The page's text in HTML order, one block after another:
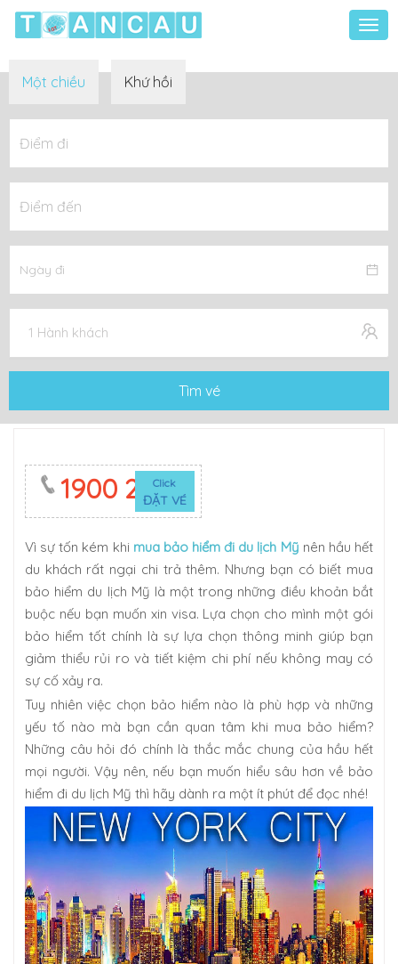
Một chiều Khứ hồi
1 Hành khách
Tìm vé
1900 2623
Click
ĐẶT VÉ
Vì sự tốn kém khi mua bảo hiểm đi du lịch Mỹ nên hầu hết
du khách rất ngại chi trả thêm. Nhưng bạn có biết mua
bảo hiểm du lịch Mỹ là một trong những điều khoản bắt
buộc nếu bạn muốn xin visa. Lựa chọn cho mình một gói
bảo hiểm tốt chính là sự lựa chọn thông minh giúp bạn
giảm thiểu rủi ro và tiết kiệm chi phí nếu không may có
sự cố xảy ra.
Tuy nhiên việc chọn bảo hiểm nào là phù hợp và những
yếu tố nào mà bạn cần quan tâm khi mua bảo hiểm?
Những câu hỏi đó chính là thắc mắc chung của hầu hết
mọi người. Vậy nên, nếu bạn muốn hiểu sâu hơn về bảo
hiểm đi du lịch Mỹ thì hãy dành ra một ít phút để đọc nhé!